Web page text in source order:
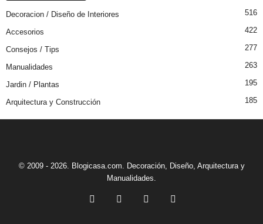
Decoracion / Diseño de Interiores 516
Accesorios 422
Consejos / Tips 277
Manualidades 263
Jardin / Plantas 195
Arquitectura y Construcción 185
© 2009 - 2026. Blogicasa.com. Decoración, Diseño, Arquitectura y
Manualidades.